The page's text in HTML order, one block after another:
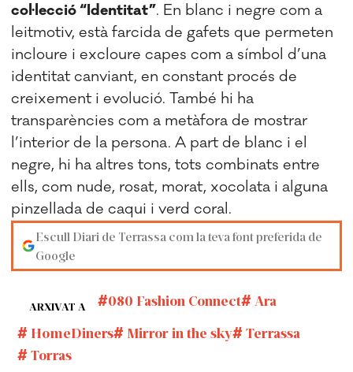
col·lecció “Identitat”. En blanc i negre com a
leitmotiv, està farcida de gafets que permeten
incloure i excloure capes com a símbol d’una
identitat canviant, en constant procés de
creixement i evolució. També hi ha
transparències com a metàfora de mostrar
l’interior de la persona. A part de blanc i el
negre, hi ha altres tons, tots combinats entre
ells, com nude, rosat, morat, xocolata i alguna
pinzellada de caqui i verd coral.
Escull Diari de Terrassa com la teva font preferida de
Google
ARXIVAT A 080 Fashion Connect
Ara
HomeDiners
Mirror in the sky
Terrassa
Torras